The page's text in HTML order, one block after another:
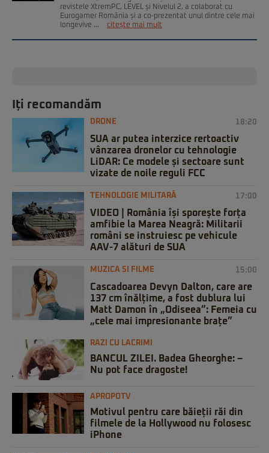
revistele XtremPC, LEVEL și Nivelul 2, a colaborat cu
Eurogamer România și a co-prezentat unul dintre cele mai
longevive ...
citește mai mult
Iți recomandăm
DRONE 18:20
SUA ar putea interzice rertoactiv
vânzarea dronelor cu tehnologie
LiDAR: Ce modele și sectoare sunt
vizate de noile reguli FCC
TEHNOLOGIE MILITARĂ 17:00
VIDEO | România își sporește forța
amfibie la Marea Neagră: Militarii
români se instruiesc pe vehicule
AAV-7 alături de SUA
MUZICA SI FILME 15:00
Cascadoarea Devyn Dalton, care are
137 cm înălțime, a fost dublura lui
Matt Damon în „Odiseea”: Femeia cu
„cele mai impresionante brațe”
RAZI CU LACRIMI
BANCUL ZILEI. Badea Gheorghe: –
Nu pot face dragoste!
APROPOTV
Motivul pentru care băieții răi din
filmele de la Hollywood nu folosesc
iPhone